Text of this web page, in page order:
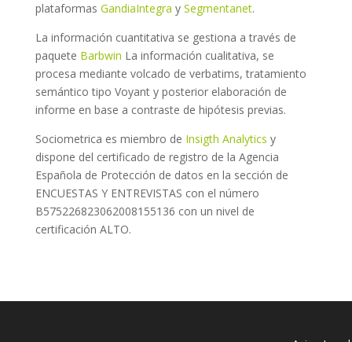
plataformas GandiaIntegra y Segmentanet.
La información cuantitativa se gestiona a través de
paquete Barbwin La información cualitativa, se
procesa mediante volcado de verbatims, tratamiento
semántico tipo Voyant y posterior elaboración de
informe en base a contraste de hipótesis previas.
Sociometrica es miembro de Insigth Analytics y
dispone del certificado de registro de la Agencia
Española de Protección de datos en la sección de
ENCUESTAS Y ENTREVISTAS con el número
B575226823062008155136 con un nivel de
certificación ALTO.